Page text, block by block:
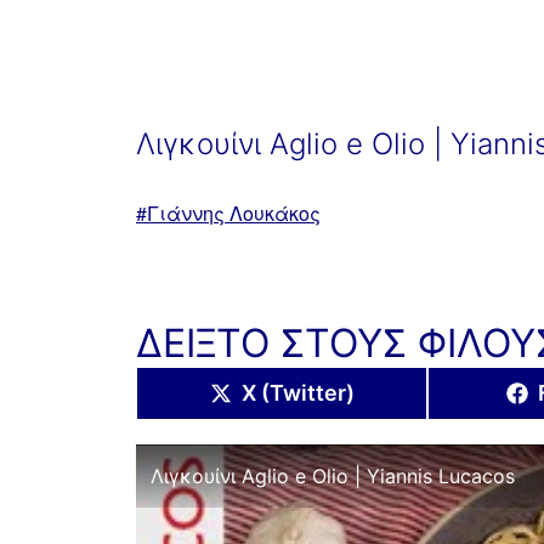
Λιγκουίνι Aglio e Olio |
ΜεΓιάννης Λουκάκος
ΔΕΙΞΤΟ ΣΤΟΥΣ
Share
on
X (Twitter)
Λιγκουίνι Aglio e Olio | Yiannis Lucacos